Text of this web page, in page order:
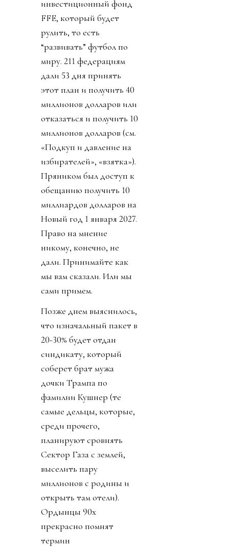
инвестиционный фонд
FFE, который будет
рулить, то есть
“развивать” футбол по
миру. 211 федерациям
дали 53 дня принять
этот план и получить 40
миллионов долларов или
отказаться и получить 10
миллионов долларов (см.
«Подкуп и давление на
избирателей», «взятка»).
Пряником был доступ к
обещанию получить 10
миллиардов долларов на
Новый год 1 января 2027.
Право на мнение
никому, конечно, не
дали. Принимайте как
мы вам сказали. Или мы
сами примем.
Позже днем выяснилось,
что изначальный пакет в
20-30% будет отдан
синдикату, который
соберет брат мужа
дочки Трампа по
фамилии Кушнер (те
самые дельцы, которые,
среди прочего,
планируют сровнять
Сектор Газа с землей,
выселить пару
миллионов с родины и
открыть там отели).
Ордынцы 90х
прекрасно помнят
термин